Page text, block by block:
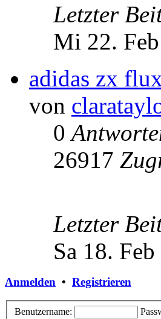
Letzter
Mi 22.
adidas zx
von
0
26917
Letzter
Sa 18.
Anmelden • Registrieren
Benutzername: